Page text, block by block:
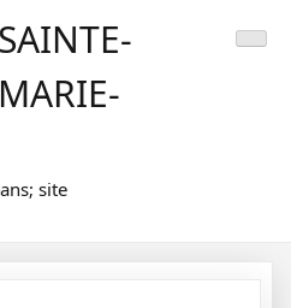
SAINTE-
MARIE-
site